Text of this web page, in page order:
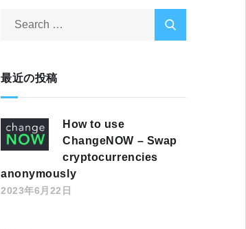
最近の投稿
How to use
ChangeNOW – Swap
cryptocurrencies
anonymously
2023年6月22日